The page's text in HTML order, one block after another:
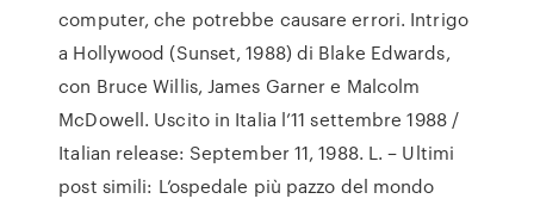
computer, che potrebbe causare errori. Intrigo
a Hollywood (Sunset, 1988) di Blake Edwards,
con Bruce Willis, James Garner e Malcolm
McDowell. Uscito in Italia l’11 settembre 1988 /
Italian release: September 11, 1988. L. – Ultimi
post simili: L’ospedale più pazzo del mondo